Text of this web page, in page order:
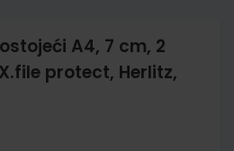
A4, 7 cm, 2
protect, Herlitz,